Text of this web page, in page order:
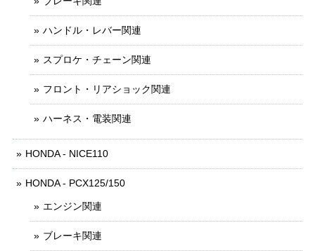
ハンドル・レバー関連
スプロケ・チェーン関連
フロント・リアショック関連
ハーネス・電装関連
HONDA - NICE110
HONDA - PCX125/150
エンジン関連
ブレーキ関連